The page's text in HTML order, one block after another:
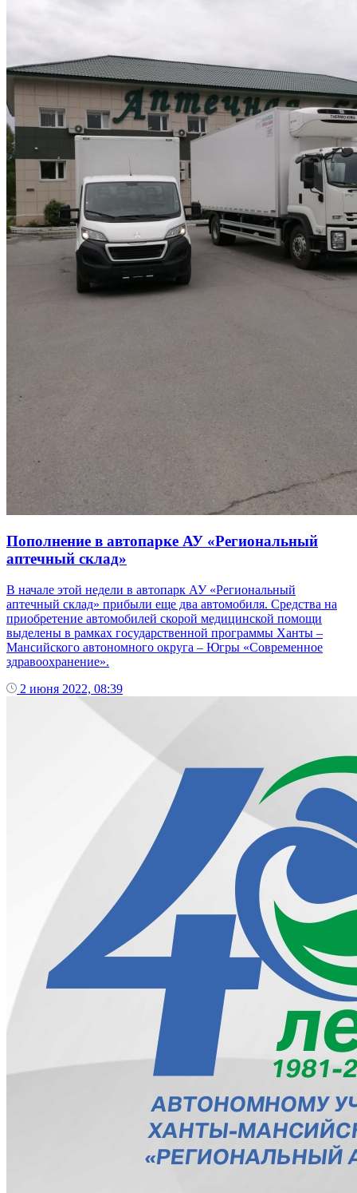
Пополнение в автопарке АУ «Региональный
аптечный склад»
В начале этой недели в автопарк АУ «Региональный
аптечный склад» прибыли еще два автомобиля. Средства на
приобретение автомобилей скорой медицинской помощи
выделены в рамках государственной программы Ханты –
Мансийского автономного округа – Югры «Современное
здравоохранение».
2 июня 2022, 08:39